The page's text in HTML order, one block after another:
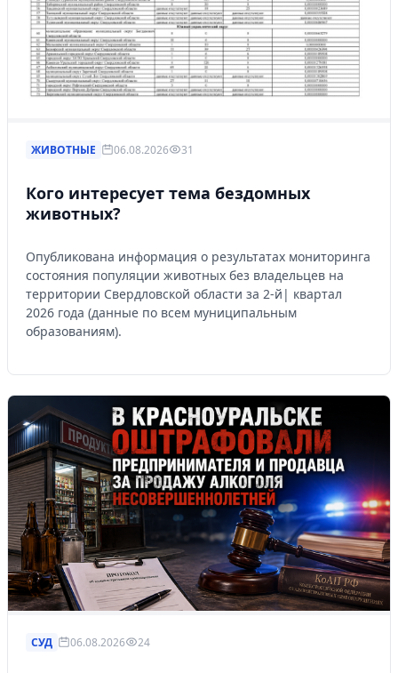
ЖИВОТНЫЕ 06.08.2026 31
Кого интересует тема бездомных
животных?
Опубликована информация о результатах мониторинга
состояния популяции животных без владельцев на
территории Свердловской области за 2-й| квартал
2026 года (данные по всем муниципальным
образованиям).
СУД 06.08.2026 24